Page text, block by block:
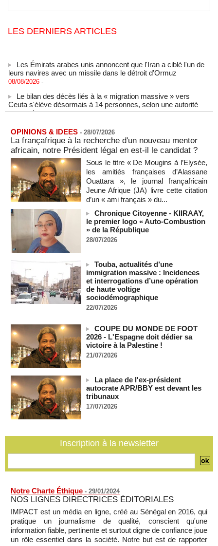
LES DERNIERS ARTICLES
Les Émirats arabes unis annoncent que l'Iran a ciblé l'un de
leurs navires avec un missile dans le détroit d'Ormuz
08/08/2026 -
Ceuta s'élève désormais à 14 personnes, selon une autorité
marocaine :
Sénégal - Une revue de presse du 8 août 2026 (Par IA)
08/08/2026 -MOMO ALADJI
SENEGAL - Les Unes de la presse quotidienne du 8/9 août
2026
08/08/2026 -MOMO ALADJI
A Ceuta, les enfants migrants risquent d'être victimes de
maltraitance et d'exploitation, avertissent des ONG
07/08/2026 -
Les Bourses mondiales touchent des sommets après
l'emploi américain
07/08/2026 -
"Construction de la Grande Côte D'ivoire" : Le Président
vives de la nation
07/08/2026
Polémique à l’Assemblée nationale : Yaël Braun-Pivet se dit
"dépassée" par les critiques concernant le nouveau pavillon
07/08/2026 -
ont tué 300 enfants palestiniens (UNICEF)
07/08/2026 -
Guinée-Bissau - Première visite de la médiation sénégalaise
après le sommet de la Cedeao
07/08/2026 -
Bénin: Patrice Talon élu président du Sénat, moins de trois
mois après son départ du pouvoir
07/08/2026 -
Mali-Algérie : le PM Maïga affirme qu’il n’y a « aucune
Journaliste libanaise tuée par Israël : Amnesty France
demande une enquête pour crime de guerre
OPINIONS & IDEES - 28/07/2026
La françafrique à la recherche d'un nouveau mentor
africain, notre Président légal en est-il le candidat ?
Sous le titre « De Mougins à l’Elysée,
les amitiés françaises d’Alassane
Ouattara », le journal françafricain
Jeune Afrique (JA) livre cette citation
d’un « ami français » du...
Chronique Citoyenne - KIIRAAY,
le premier logo « Auto-Combustion
» de la République
28/07/2026
Touba, actualités d’une
immigration massive : Incidences
et interrogations d’une opération
de haute voltige
sociodémographique
22/07/2026
COUPE DU MONDE DE FOOT
2026 - L'Espagne doit dédier sa
victoire à la Palestine !
21/07/2026
La place de l'ex-président
autocrate APR/BBY est devant les
tribunaux
17/07/2026
Inscription à la newsletter
Notre Charte Éthique - 29/01/2024
NOS LIGNES DIRECTRICES ÉDITORIALES
IMPACT est un média en ligne, créé au Sénégal en 2016, qui
pratique un journalisme de qualité, conscient qu'une
information fiable, pertinente et surtout digne de confiance joue
un rôle essentiel dans la société. Notre but est de rapporter